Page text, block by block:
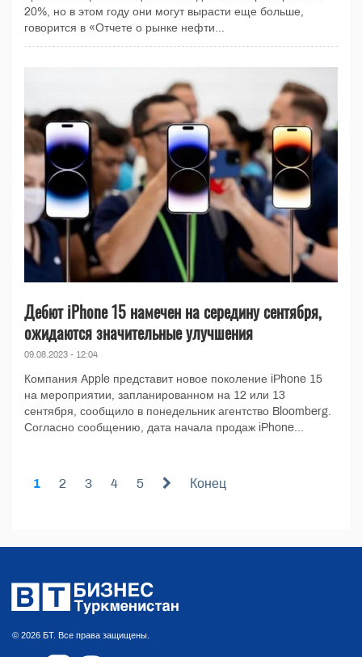
20%, но в этом году они могут вырасти еще больше,
говорится в «Отчете о рынке нефти...
Дебют iPhone 15 намечен на середину сентября,
ожидаются значительные улучшения
09.08.2023 - 12:04
Компания Apple представит новое поколение iPhone 15
на мероприятии, запланированном на 12 или 13
сентября, сообщило в понедельник агентство Bloomberg.
Согласно сообщению, дата начала продаж iPhone...
1 2 3 4 5 Конец
© 2026 БТ. Все права защищены.